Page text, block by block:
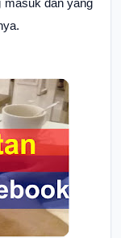
masuk dan yang